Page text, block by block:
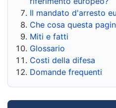
Il mandato d'arresto
Che cosa questa
Miti e fatti
Glossario
Costi della difesa
Domande frequenti